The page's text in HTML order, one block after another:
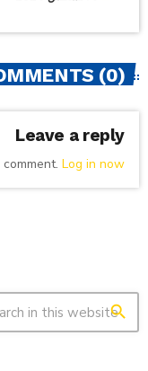
(0)
Leave a reply
Log in now
search